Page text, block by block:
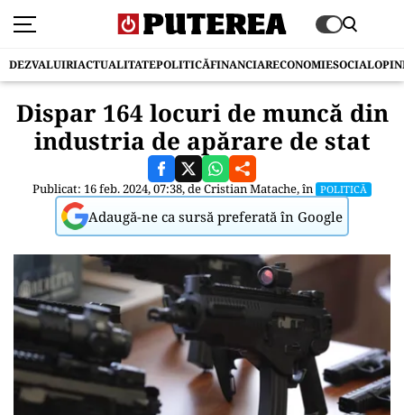
DEZVALUIRIACTUALITATEPOLITICĂFINANCIARECONOMIESOCIAL
Dispar 164 locuri de muncă din
industria de apărare de stat
Publicat: 16 feb. 2024, 07:38, deCristian Matache, în POLITICĂ
Adaugă-ne ca sursă preferată în Google